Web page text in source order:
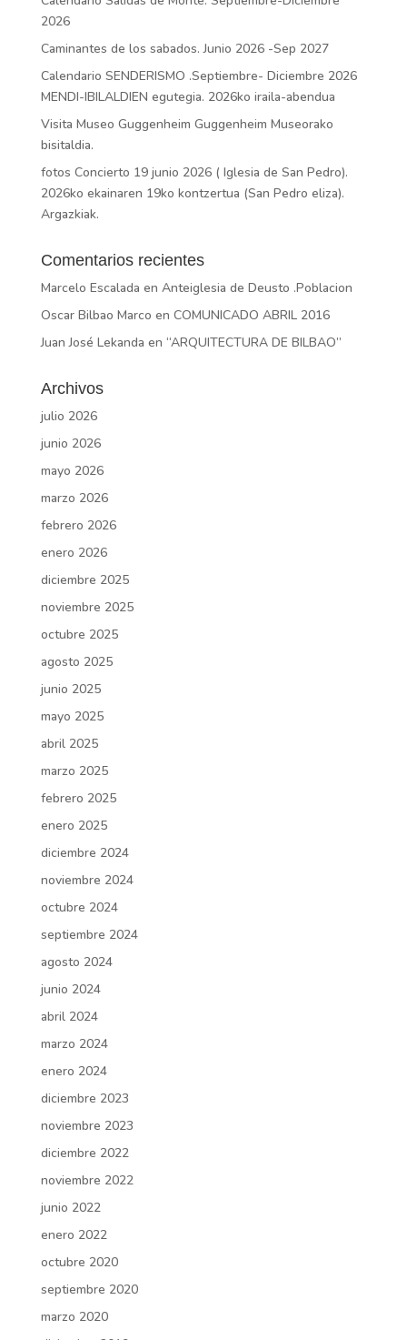
2026
Caminantes de los sabados. Junio 2026 -Sep 2027
Calendario SENDERISMO .Septiembre- Diciembre 2026
MENDI-IBILALDIEN egutegia. 2026ko iraila-abendua
Visita Museo Guggenheim Guggenheim Museorako
bisitaldia.
fotos Concierto 19 junio 2026 ( Iglesia de San Pedro).
2026ko ekainaren 19ko kontzertua (San Pedro eliza).
Argazkiak.
Comentarios recientes
Marcelo Escalada en Anteiglesia de Deusto .Poblacion
Oscar Bilbao Marco en COMUNICADO ABRIL 2016
Juan José Lekanda en “ARQUITECTURA DE BILBAO”
Archivos
julio 2026
junio 2026
mayo 2026
marzo 2026
febrero 2026
enero 2026
diciembre 2025
noviembre 2025
octubre 2025
agosto 2025
junio 2025
mayo 2025
abril 2025
marzo 2025
febrero 2025
enero 2025
diciembre 2024
noviembre 2024
octubre 2024
septiembre 2024
agosto 2024
junio 2024
abril 2024
marzo 2024
enero 2024
diciembre 2023
noviembre 2023
diciembre 2022
noviembre 2022
junio 2022
enero 2022
octubre 2020
septiembre 2020
marzo 2020